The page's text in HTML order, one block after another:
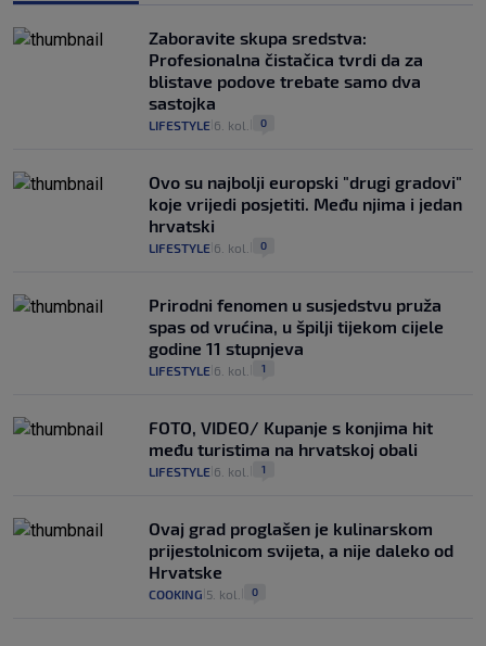
Zaboravite skupa sredstva:
Profesionalna čistačica tvrdi da za
blistave podove trebate samo dva
sastojka
LIFESTYLE 6. kol. 0
Ovo su najbolji europski "drugi gradovi"
koje vrijedi posjetiti. Među njima i jedan
hrvatski
LIFESTYLE 6. kol. 0
Prirodni fenomen u susjedstvu pruža
spas od vrućina, u špilji tijekom cijele
godine 11 stupnjeva
LIFESTYLE 6. kol. 1
FOTO, VIDEO/ Kupanje s konjima hit
među turistima na hrvatskoj obali
LIFESTYLE 6. kol. 1
Ovaj grad proglašen je kulinarskom
prijestolnicom svijeta, a nije daleko od
Hrvatske
COOKING 5. kol. 0